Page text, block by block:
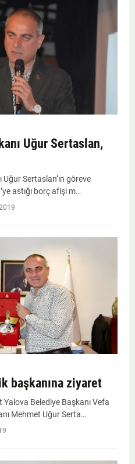
Uğur Sertaslan,
Uğur Sertaslan’ın göreve
astığı borç afişi m…
başkanına ziyaret
Yalova Belediye Başkanı Vefa
Mehmet Uğur Serta…